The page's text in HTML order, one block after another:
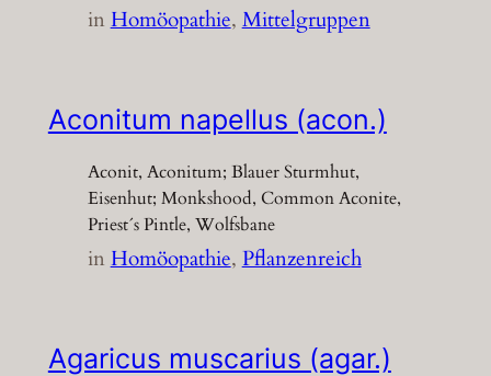
inHomöopathie, Mittelgruppen
Aconitum napellus (acon.)
Aconit, Aconitum; Blauer Sturmhut,
Eisenhut; Monkshood, Common Aconite,
Priest´s Pintle, Wolfsbane
inHomöopathie, Pflanzenreich
Agaricus muscarius (agar.)